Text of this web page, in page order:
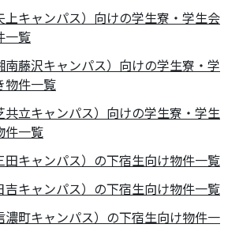
上キャンパス）向けの学生寮・学生会
一覧
藤沢キャンパス）向けの学生寮・学
物件一覧
共立キャンパス）向けの学生寮・学生
件一覧
田キャンパス）の下宿生向け物件一覧
吉キャンパス）の下宿生向け物件一覧
濃町キャンパス）の下宿生向け物件一